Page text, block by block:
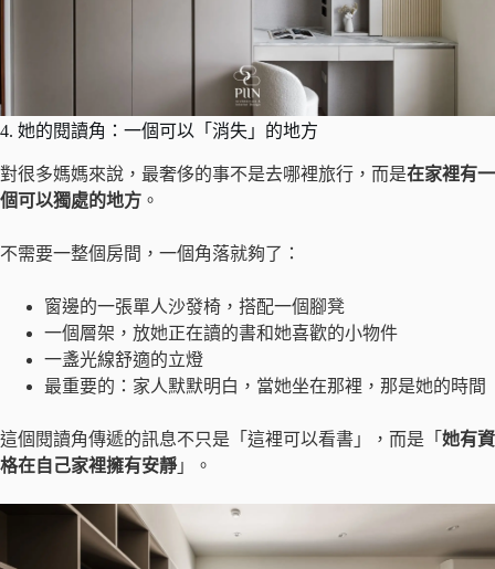
4. 她的閱讀角：一個可以「消失」的地方
對很多媽媽來說，最奢侈的事不是去哪裡旅行，而是在家裡有一
個可以獨處的地方 。
不需要一整個房間，一個角落就夠了：
窗邊的一張單人沙發椅，搭配一個腳凳
一個層架，放她正在讀的書和她喜歡的小物件
一盞光線舒適的立燈
最重要的：家人默默明白，當她坐在那裡，那是她的時間
這個閱讀角傳遞的訊息不只是「這裡可以看書」，而是「 她有資
格在自己家裡擁有安靜 」。